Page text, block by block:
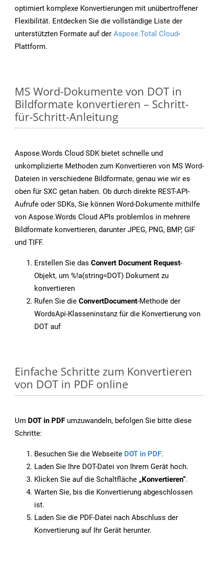
optimiert komplexe Konvertierungen mit unübertroffener
Flexibilität. Entdecken Sie die vollständige Liste der
unterstützten Formate auf der Aspose.Total Cloud-
Plattform.
MS Word-Dokumente von DOT in
Bildformate konvertieren – Schritt-
für-Schritt-Anleitung
Aspose.Words Cloud SDK bietet schnelle und
unkomplizierte Methoden zum Konvertieren von MS Word-
Dateien in verschiedene Bildformate, genau wie wir es
oben für SXC getan haben. Ob durch direkte REST-API-
Aufrufe oder SDKs, Sie können Word-Dokumente mithilfe
von Aspose.Words Cloud APIs problemlos in mehrere
Bildformate konvertieren, darunter JPEG, PNG, BMP, GIF
und TIFF.
Erstellen Sie das Convert Document Request-
Objekt, um %!a(string=DOT) Dokument zu
konvertieren
Rufen Sie die ConvertDocument-Methode der
WordsApi-Klasseninstanz für die Konvertierung von
DOT auf
Einfache Schritte zum Konvertieren
von DOT in PDF online
Um DOT in PDF umzuwandeln, befolgen Sie bitte diese
Schritte:
Besuchen Sie die Webseite DOT in PDF.
Laden Sie Ihre DOT-Datei von Ihrem Gerät hoch.
Klicken Sie auf die Schaltfläche „Konvertieren“.
Warten Sie, bis die Konvertierung abgeschlossen
ist.
Laden Sie die PDF-Datei nach Abschluss der
Konvertierung auf Ihr Gerät herunter.